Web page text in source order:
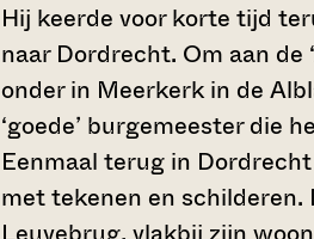
Hij keerde voor korte tijd
naar Dordrecht. Om aan de
onder in Meerkerk in de
‘goede’ burgemeester die
Eenmaal terug in
met tekenen en